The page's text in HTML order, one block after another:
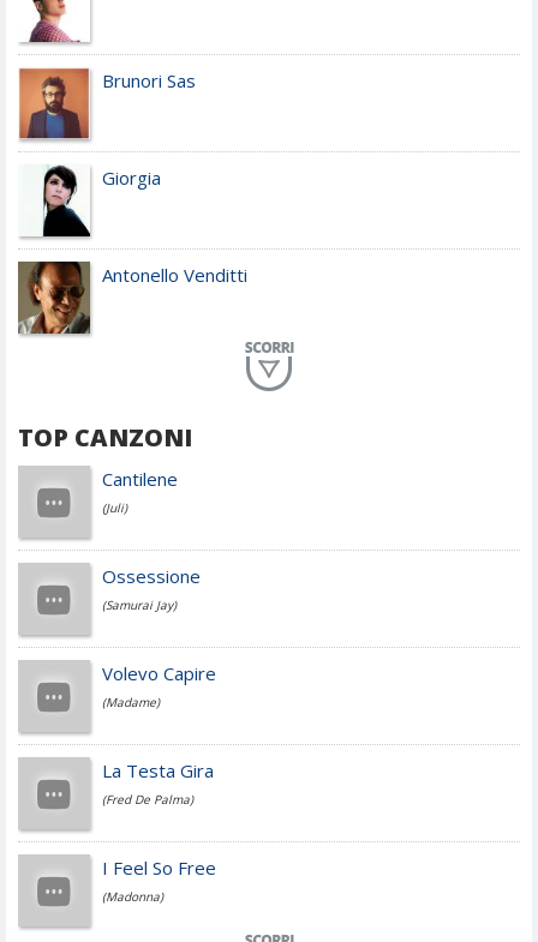
Brunori Sas
Giorgia
Antonello Venditti
Achille Lauro
Cesare Cremonini
Jovanotti
Fedez
Simone Cristicchi
TOP CANZONI
Cantilene
(Juli)
Ossessione
(Samurai Jay)
Volevo Capire
(Madame)
La Testa Gira
(Fred De Palma)
I Feel So Free
(Madonna)